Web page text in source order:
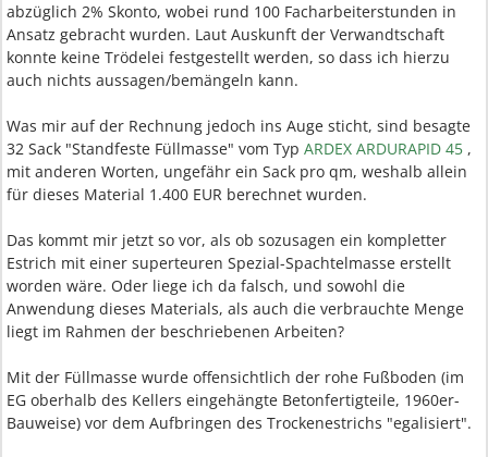
abzüglich 2% Skonto, wobei rund 100 Facharbeiterstunden in
Ansatz gebracht wurden. Laut Auskunft der Verwandtschaft
konnte keine Trödelei festgestellt werden, so dass ich hierzu
auch nichts aussagen/bemängeln kann.
Was mir auf der Rechnung jedoch ins Auge sticht, sind besagte
32 Sack "Standfeste Füllmasse" vom Typ ARDEX ARDURAPID 45 ,
mit anderen Worten, ungefähr ein Sack pro qm, weshalb allein
für dieses Material 1.400 EUR berechnet wurden.
Das kommt mir jetzt so vor, als ob sozusagen ein kompletter
Estrich mit einer superteuren Spezial-Spachtelmasse erstellt
worden wäre. Oder liege ich da falsch, und sowohl die
Anwendung dieses Materials, als auch die verbrauchte Menge
liegt im Rahmen der beschriebenen Arbeiten?
Mit der Füllmasse wurde offensichtlich der rohe Fußboden (im
EG oberhalb des Kellers eingehängte Betonfertigteile, 1960er-
Bauweise) vor dem Aufbringen des Trockenestrichs "egalisiert".